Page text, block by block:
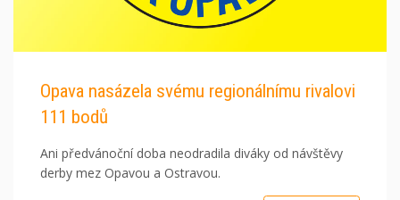
Opava nasázela svému regionálnímu rivalovi
111 bodů
Ani předvánoční doba neodradila diváky od návštěvy
derby mez Opavou a Ostravou.